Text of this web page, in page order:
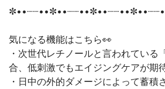
気になる機能はこちら👀
・次世代レチノールと言われている
合、低刺激でもエイジングケアが期
・日中の外的ダメージによって蓄積